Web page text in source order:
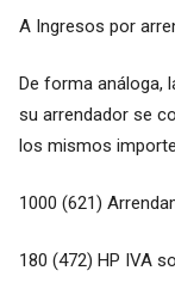
A Ingresos por
De forma análoga,
su arrendador se
los mismos
1000 (621)
180 (472) HP IVA